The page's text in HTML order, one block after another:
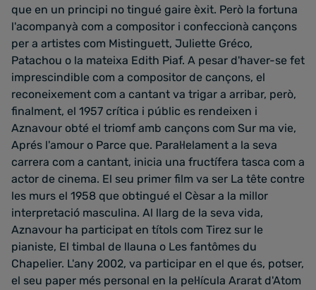
que en un principi no tingué gaire èxit. Però la fortuna
l'acompanyà com a compositor i confeccionà cançons
per a artistes com Mistinguett, Juliette Gréco,
Patachou o la mateixa Edith Piaf. A pesar d'haver-se fet
imprescindible com a compositor de cançons, el
reconeixement com a cantant va trigar a arribar, però,
finalment, el 1957 crítica i públic es rendeixen i
Aznavour obté el triomf amb cançons com Sur ma vie,
Aprés l'amour o Parce que. Paral·lelament a la seva
carrera com a cantant, inicia una fructífera tasca com a
actor de cinema. El seu primer film va ser La tête contre
les murs el 1958 que obtingué el Cèsar a la millor
interpretació masculina. Al llarg de la seva vida,
Aznavour ha participat en títols com Tirez sur le
pianiste, El timbal de llauna o Les fantômes du
Chapelier. L'any 2002, va participar en el que és, potser,
el seu paper més personal en la pel·lícula Ararat d'Atom